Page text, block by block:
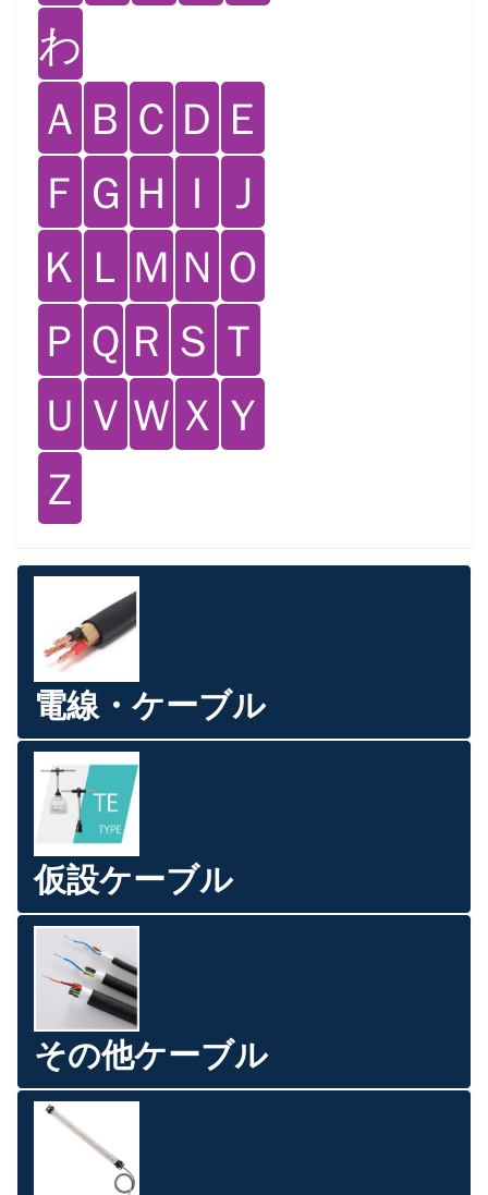
わ
Ａ Ｂ Ｃ Ｄ Ｅ
Ｆ Ｇ Ｈ Ｉ Ｊ
Ｋ Ｌ Ｍ Ｎ Ｏ
Ｐ Ｑ Ｒ Ｓ Ｔ
Ｕ Ｖ Ｗ Ｘ Ｙ
Ｚ
電線・ケーブル
仮設ケーブル
その他ケーブル